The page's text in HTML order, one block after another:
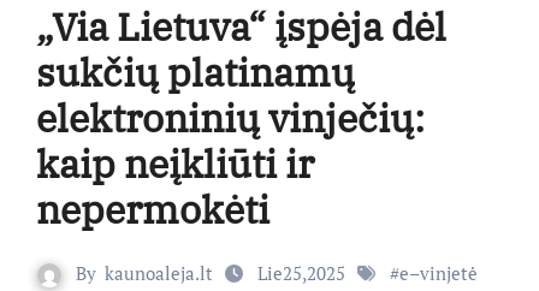
„Via Lietuva“ įspėja dėl
sukčių platinamų
elektroninių vinječių:
kaip neįkliūti ir
nepermokėti
By kaunoaleja.lt Lie25,2025 #e–vinjetė